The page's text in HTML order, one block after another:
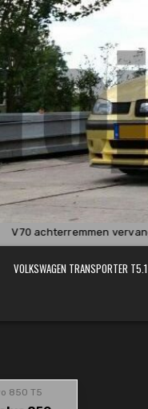
V70 achterremmen
VOLKSWAGEN TRANSPORTER T5.1
850 T5